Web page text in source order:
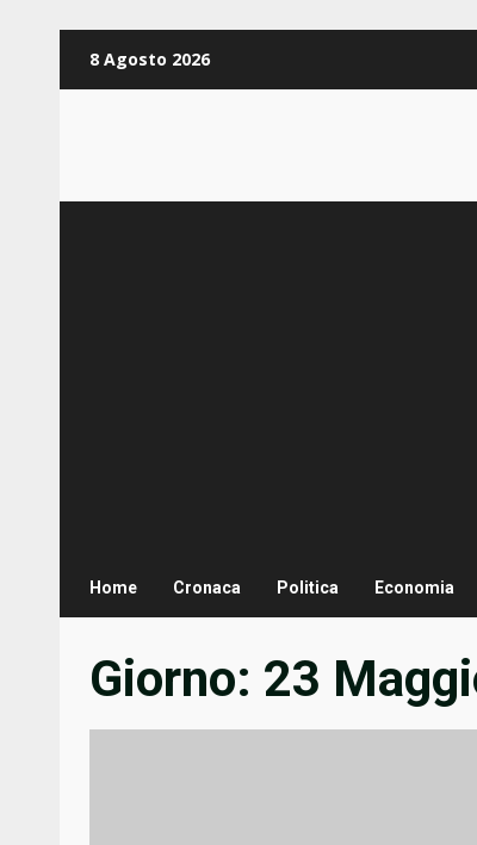
Inhalt8 Agosto 2026
Home Cronaca Politica Economia
Giorno: 23